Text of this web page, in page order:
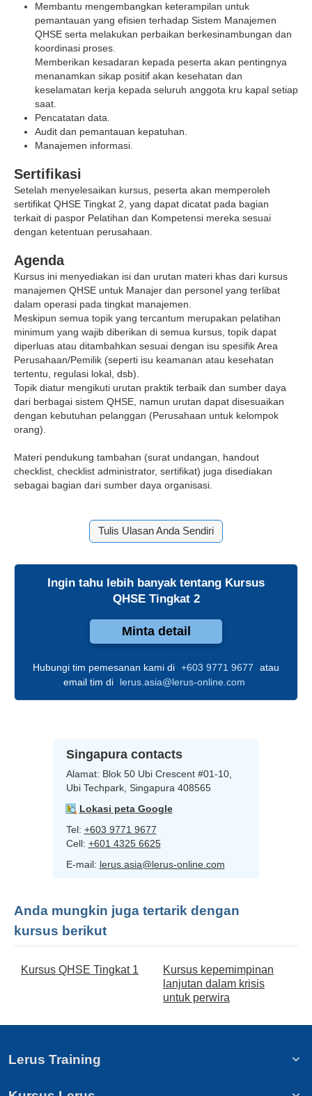
Singapura contacts
Alamat: Blok 50 Ubi Crescent #01-10,
Ubi Techpark, Singapura 408565
Lokasi peta Google
Tel: +603 9771 9677
Cell: +601 4325 6625
E-mail: lerus.asia@lerus-online.com
Membantu mengembangkan keterampilan untuk
pemantauan yang efisien terhadap Sistem Manajemen
QHSE serta melakukan perbaikan berkesinambungan dan
koordinasi proses.
Memberikan kesadaran kepada peserta akan pentingnya
menanamkan sikap positif akan kesehatan dan
keselamatan kerja kepada seluruh anggota kru kapal setiap
saat.
Pencatatan data.
Audit dan pemantauan kepatuhan.
Manajemen informasi.
Sertifikasi
Setelah menyelesaikan kursus, peserta akan memperoleh
sertifikat QHSE Tingkat 2, yang dapat dicatat pada bagian
terkait di paspor Pelatihan dan Kompetensi mereka sesuai
dengan ketentuan perusahaan.
Agenda
Kursus ini menyediakan isi dan urutan materi khas dari kursus
manajemen QHSE untuk Manajer dan personel yang terlibat
dalam operasi pada tingkat manajemen.
Meskipun semua topik yang tercantum merupakan pelatihan
minimum yang wajib diberikan di semua kursus, topik dapat
diperluas atau ditambahkan sesuai dengan isu spesifik Area
Perusahaan/Pemilik (seperti isu keamanan atau kesehatan
tertentu, regulasi lokal, dsb).
Topik diatur mengikuti urutan praktik terbaik dan sumber daya
dari berbagai sistem QHSE, namun urutan dapat disesuaikan
dengan kebutuhan pelanggan (Perusahaan untuk kelompok
orang).
Materi pendukung tambahan (surat undangan, handout
checklist, checklist administrator, sertifikat) juga disediakan
sebagai bagian dari sumber daya organisasi.
Tulis Ulasan Anda Sendiri
Ingin tahu lebih banyak tentang Kursus
QHSE Tingkat 2
Minta detail
Hubungi tim pemesanan kami di +603 9771 9677
atau
email tim di
lerus.asia@lerus-online.com
Anda mungkin juga tertarik dengan
kursus berikut
Kursus QHSE Tingkat 1
Kursus kepemimpinan
lanjutan dalam krisis
untuk perwira
Lerus Training